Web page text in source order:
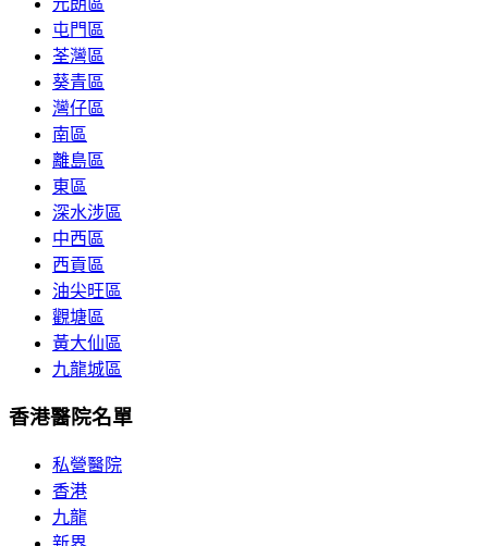
屯門區
荃灣區
葵青區
灣仔區
南區
離島區
東區
深水涉區
中西區
西貢區
油尖旺區
觀塘區
黃大仙區
九龍城區
香港醫院名單
私營醫院
香港
九龍